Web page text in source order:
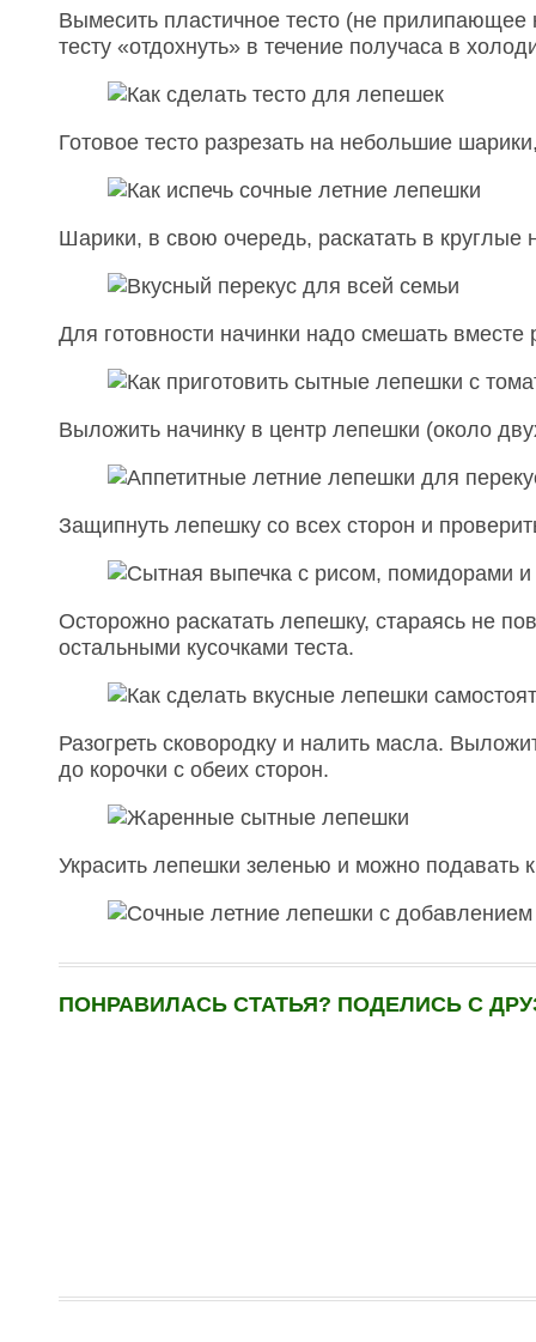
Вымесить пластичное тесто (не
тесту «отдохнуть» в течение получаса в
Готовое тесто разрезать на небольшие
Шарики, в свою очередь, раскатать в круглые
Для готовности начинки надо смешать
Выложить начинку в центр лепешки (около
Защипнуть лепешку со всех сторон и
Осторожно раскатать лепешку, стараясь не
остальными кусочками теста.
Разогреть сковородку и налить масла.
до корочки с обеих сторон.
Украсить лепешки зеленью и можно подавать к
ПОНРАВИЛАСЬ СТАТЬЯ? ПОДЕЛИСЬ С